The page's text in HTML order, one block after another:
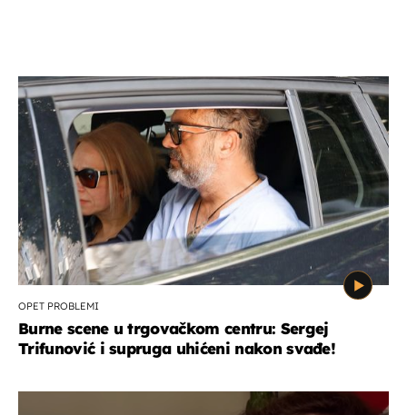
OPET PROBLEMI
Burne scene u trgovačkom centru: Sergej
Trifunović i supruga uhićeni nakon svađe!